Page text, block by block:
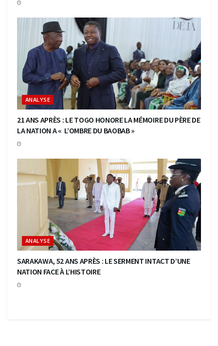
ANALYSE
21 ANS APRÈS : LE TOGO HONORE LA MÉMOIRE DU PÈRE DE
LA NATION A « L’OMBRE DU BAOBAB »
ANALYSE
SARAKAWA, 52 ANS APRÈS : LE SERMENT INTACT D’UNE
NATION FACE À L’HISTOIRE